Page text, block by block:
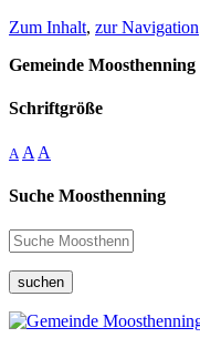
Zum Inhalt, zur Navigation
Gemeinde Moosthenning
Schriftgröße
A A A
Suche Moosthenning
suchen